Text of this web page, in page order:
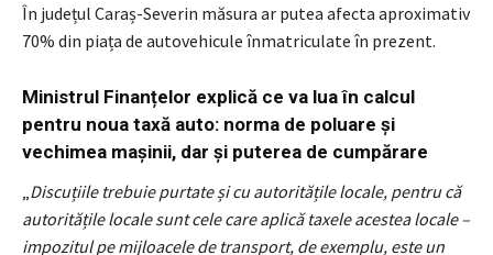
În județul Caraș-Severin măsura ar putea afecta aproximativ
70% din piața de autovehicule înmatriculate în prezent.
Ministrul Finanțelor explică ce va lua în calcul
pentru noua taxă auto: norma de poluare și
vechimea mașinii, dar și puterea de cumpărare
Discuțiile trebuie purtate și cu autoritățile locale, pentru că
autoritățile locale sunt cele care aplică taxele acestea locale –
impozitul pe mijloacele de transport, de exemplu, este un